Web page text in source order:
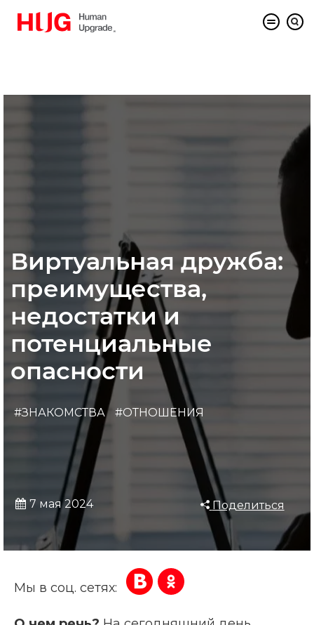
Виртуальная дружба:
преимущества,
недостатки и
потенциальные
опасности
#ЗНАКОМСТВА #ОТНОШЕНИЯ
7 мая 2024 Поделиться
Мы в соц. сетях: